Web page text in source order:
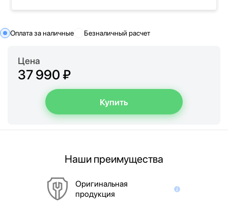
Оплата за наличные Безналичный расчет
Цена
37 990 ₽
Купить
Наши преимущества
Оригинальная
продукция